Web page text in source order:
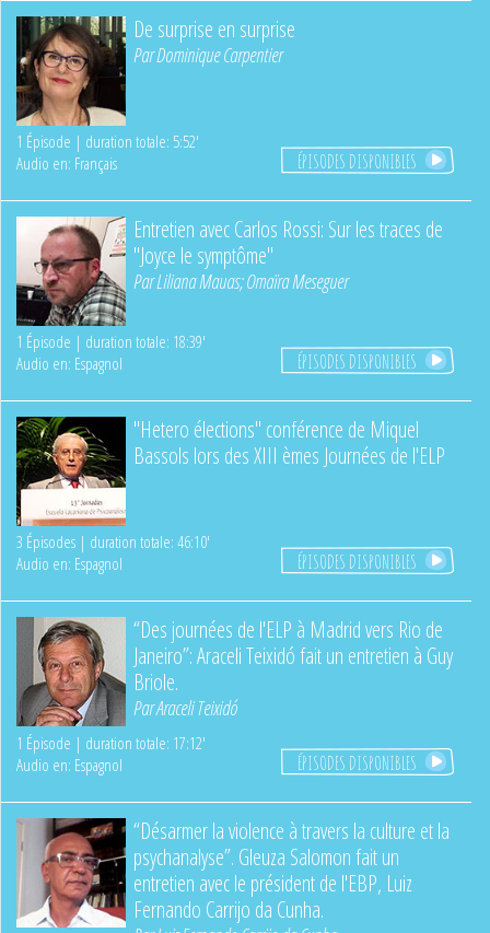
De surprise en surprise
ParDominique Carpentier
1 Épisode | duration totale: 5:52'
Audio en: Français
ÉPISODES DISPONIBLES
Entretien avec Carlos Rossi: Sur les traces de
"Joyce le symptôme"
ParLiliana Mauas;Omaïra Meseguer
1 Épisode | duration totale: 18:39'
Audio en: Espagnol
ÉPISODES DISPONIBLES
"Hetero élections" conférence de Miquel
Bassols lors des XIII èmes Journées de l'ELP
3 Épisodes | duration totale: 46:10'
Audio en: Espagnol
ÉPISODES DISPONIBLES
“Des journées de l'ELP à Madrid vers Rio de
Janeiro”: Araceli Teixidó fait un entretien à Guy
Briole.
ParAraceli Teixidó
1 Épisode | duration totale: 17:12'
Audio en: Espagnol
ÉPISODES DISPONIBLES
“Désarmer la violence à travers la culture et la
psychanalyse”. Gleuza Salomon fait un
entretien avec le président de l'EBP, Luiz
Fernando Carrijo da Cunha.